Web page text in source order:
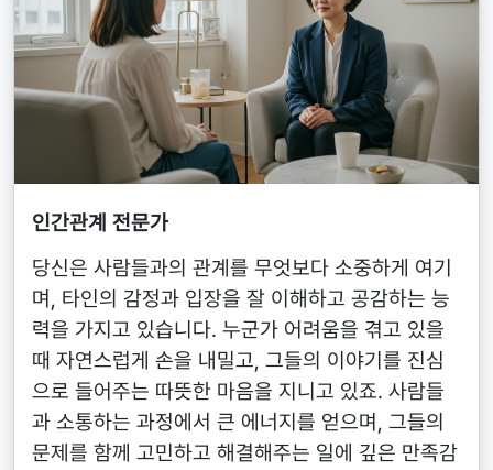
인간관계 전문가
당신은 사람들과의 관계를 무엇보다 소중하게 여기
며, 타인의 감정과 입장을 잘 이해하고 공감하는 능
력을 가지고 있습니다. 누군가 어려움을 겪고 있을
때 자연스럽게 손을 내밀고, 그들의 이야기를 진심
으로 들어주는 따뜻한 마음을 지니고 있죠. 사람들
과 소통하는 과정에서 큰 에너지를 얻으며, 그들의
문제를 함께 고민하고 해결해주는 일에 깊은 만족감